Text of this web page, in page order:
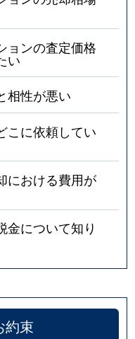
ョンの査定価格
い
相性が悪い
こに依頼してい
における費用が
金について知り
約束